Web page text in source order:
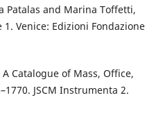
Patalas and Marina Toffetti,
1. Venice: Edizioni Fondazione
Catalogue of Mass, Office,
JSCM Instrumenta 2.